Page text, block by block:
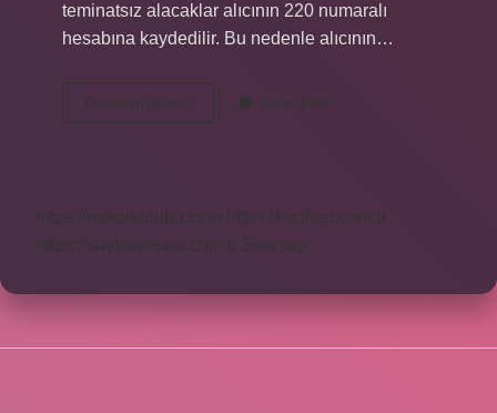
teminatsız alacaklar alıcının 220 numaralı
hesabına kaydedilir. Bu nedenle alıcının…
Devamını okuyun
Hesap
Yorum Bırak
https://motorkulubu.com
https://mcifuar.com.tr
https://saytasinsaat.com.tr
Sitemap